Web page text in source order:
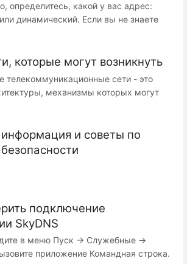
определитесь, какой у вас адрес:
динамический. Если вы не знаете
которые могут возникнуть
телекоммуникационные сети - это
механизмы которых могут
и советы по
подключение
SkyDNS
в меню Пуск → Служебные →
приложение Командная строка.